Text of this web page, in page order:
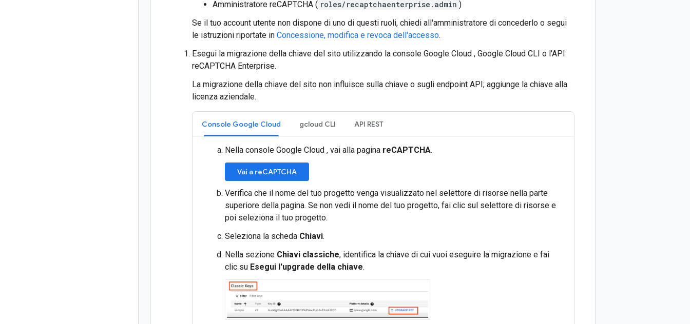
Amministratore reCAPTCHA ( roles/recaptchaenterprise.admin )
Se il tuo account utente non dispone di uno di questi ruoli, chiedi all'amministratore di concederlo o segui
le istruzioni riportate in Concessione, modifica e revoca dell'accesso.
Esegui la migrazione della chiave del sito utilizzando la console Google Cloud , Google Cloud CLI o l'API
reCAPTCHA Enterprise.
La migrazione della chiave del sito non influisce sulla chiave o sugli endpoint API; aggiunge la chiave alla
licenza aziendale.
Console Google Cloud gcloud CLI API REST
Nella console Google Cloud , vai alla pagina reCAPTCHA.
Vai a reCAPTCHA
Verifica che il nome del tuo progetto venga visualizzato nel selettore di risorse nella parte
superiore della pagina. Se non vedi il nome del tuo progetto, fai clic sul selettore di risorse e
poi seleziona il tuo progetto.
Seleziona la scheda Chiavi.
Nella sezione Chiavi classiche, identifica la chiave di cui vuoi eseguire la migrazione e fai
clic su Esegui l'upgrade della chiave.